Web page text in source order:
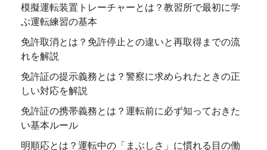
模擬運転装置トレーチャーとは？教習所で最初に学
ぶ運転練習の基本
免許取消とは？免許停止との違いと再取得までの流
れを解説
免許証の提示義務とは？警察に求められたときの正
しい対応を解説
免許証の携帯義務とは？運転前に必ず知っておきた
い基本ルール
明順応とは？運転中の「まぶしさ」に慣れる目の働